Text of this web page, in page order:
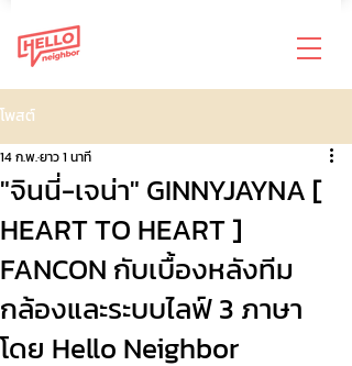
โพสต์
"จินนี่-เจน่า" GINNYJAYNA [
HEART TO HEART ]
FANCON กับเบื้องหลังทีม
กล้องและระบบไลฟ์ 3 ภาษา
โดย Hello Neighbor
14 ก.พ.ยาว 1 นาที